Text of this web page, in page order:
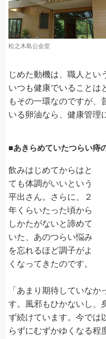
松之木島公会堂
じめた動機は、職人とい
いつも健康でいることは
もその一環なのですが、
いる卵油なら、健康管理
■あきらめていたつらい痔
飲みはじめてからはと
ても体調がいいという
平出さん。さらに、２
年くらいたった頃から
しかたがないと諦めて
いた、あのつらい悩み
を忘れるほど調子がよ
くなってきたのです。
「あまり期待していな
す。風邪もひかないし、
ず続けています。今では
らずにむずかゆくなる程